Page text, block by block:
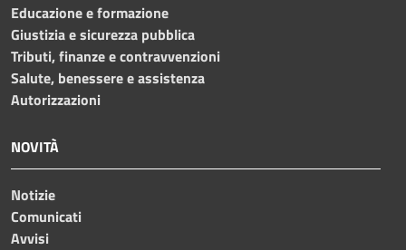
Educazione e formazione
Giustizia e sicurezza pubblica
Tributi, finanze e contravvenzioni
Salute, benessere e assistenza
Autorizzazioni
NOVITÀ
Notizie
Comunicati
Avvisi